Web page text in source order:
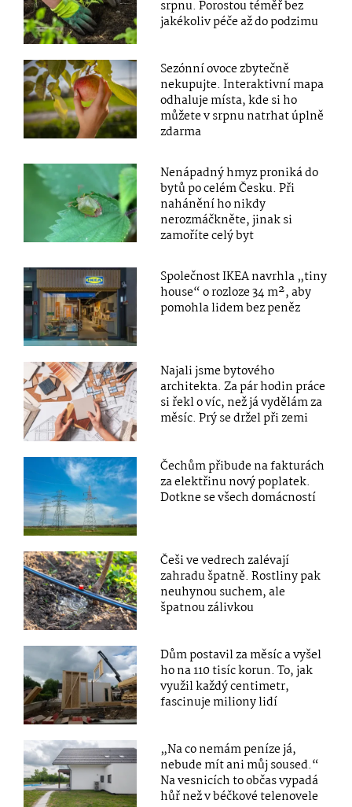
srpnu. Porostou téměř bez
jakékoliv péče až do podzimu
Sezónní ovoce zbytečně
nekupujte. Interaktivní mapa
odhaluje místa, kde si ho
můžete v srpnu natrhat úplně
zdarma
Nenápadný hmyz proniká do
bytů po celém Česku. Při
nahánění ho nikdy
nerozmáčkněte, jinak si
zamoříte celý byt
Společnost IKEA navrhla „tiny
house“ o rozloze 34 m², aby
pomohla lidem bez peněz
Najali jsme bytového
architekta. Za pár hodin práce
si řekl o víc, než já vydělám za
měsíc. Prý se držel při zemi
Čechům přibude na fakturách
za elektřinu nový poplatek.
Dotkne se všech domácností
Češi ve vedrech zalévají
zahradu špatně. Rostliny pak
neuhynou suchem, ale
špatnou zálivkou
Dům postavil za měsíc a vyšel
ho na 110 tisíc korun. To, jak
využil každý centimetr,
fascinuje miliony lidí
„Na co nemám peníze já,
nebude mít ani můj soused.“
Na vesnicích to občas vypadá
hůř než v béčkové telenovele